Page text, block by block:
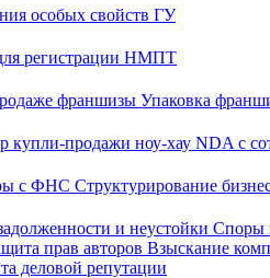
особых свойств ГУ
регистрации НМПТ
франшизы Упаковка
купли-продажи ноу-хау NDA с
с ФНС Структурирование
и неустойки Споры
прав авторов Взыскание
деловой репутации